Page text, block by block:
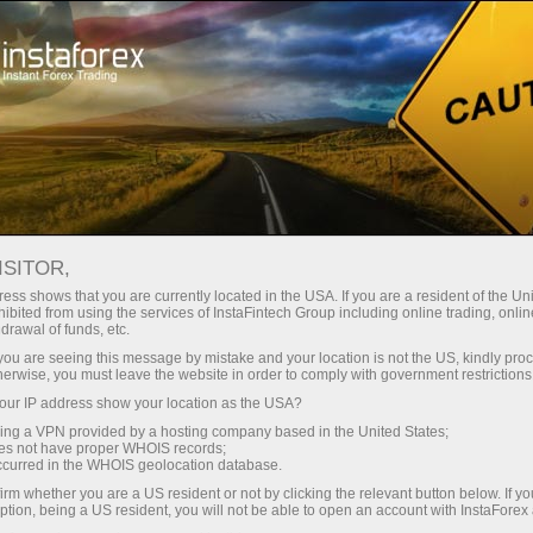
तुरंत खाता खोलना ट्रेडिंग प्लेटफॉर्म
के लिए निवेशकों के लिए भागीदारों के लिए अभियान
डेमो खाता खोलें
समीक्षाओं और नवीनतम फॉरेक्स समाचारों का सारांश प्रस्तुत
करते हैं और समय बचाने में मदद करते हैं। आरएसएस प्रारूप संदेशों के
अलावा, आप समाचार प्रवाह की एक भाषा भी चुन सकते हैं
आरएसएस फ़ीड
shows that you are currently located in the USA. If you are a resident of the
from using the services of InstaFintech Group including online trading,
of funds, etc.
are seeing this message by mistake and your location is not the US, kindly
you must leave the website in order to comply with government
IP address show your location as the USA?
a VPN provided by a hosting company based in the United States;
not have proper WHOIS records;
in the WHOIS geolocation database.
whether you are a US resident or not by clicking the relevant button below. If
being a US resident, you will not be able to open an account with InstaForex